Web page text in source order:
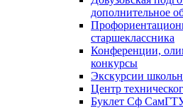
дополнительное
старшеклассника
Конференции,
конкурсы
Экскурсии
Центр
Буклет Сф